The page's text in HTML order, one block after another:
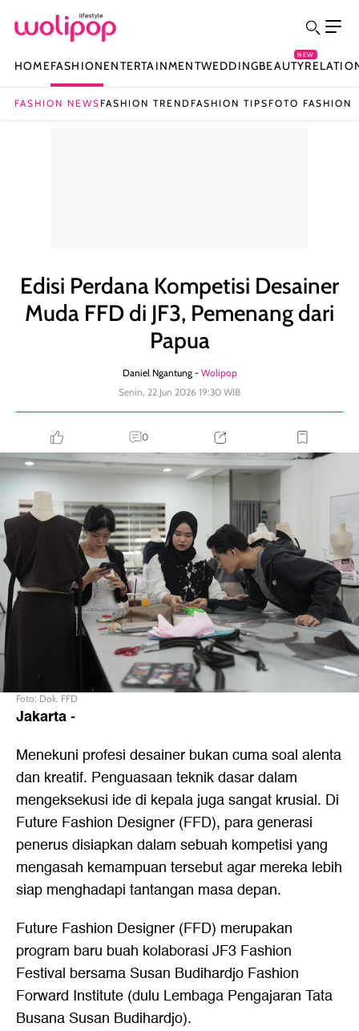
HOMEFASHIONENTERTAINMENTWEDDINGBEAUTY
NEW
FASHION NEWS FASHION TREND FASHION TIPS FOTO FASHION
Edisi Perdana Kompetisi Desainer
Muda FFD di JF3, Pemenang dari
Papua
Daniel Ngantung - Wolipop
Senin, 22 Jun 2026 19:30 WIB
0
Foto: Dok. FFD
Jakarta-
Menekuni profesi desainer bukan cuma soal alenta
dan kreatif. Penguasaan teknik dasar dalam
mengeksekusi ide di kepala juga sangat krusial. Di
Future Fashion Designer (FFD), para generasi
penerus disiapkan dalam sebuah kompetisi yang
mengasah kemampuan tersebut agar mereka lebih
siap menghadapi tantangan masa depan.
Future Fashion Designer (FFD) merupakan
program baru buah kolaborasi JF3 Fashion
Festival bersama Susan Budihardjo Fashion
Forward Institute (dulu Lembaga Pengajaran Tata
Busana Susan Budihardjo).